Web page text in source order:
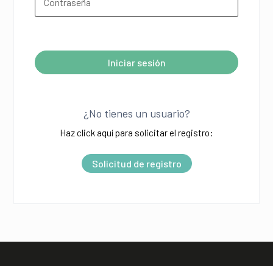
Iniciar sesión
¿No tienes un usuario?
Haz click aquí para solicitar el registro:
Solicitud de registro